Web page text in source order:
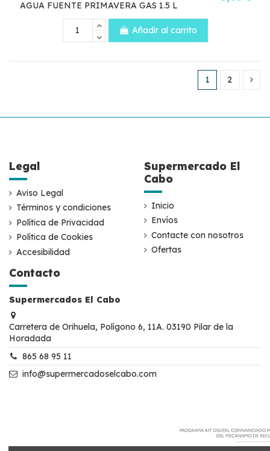
AGUA FUENTE PRIMAVERA GAS 1.5 L
Añadir al carrito
1 2
Legal
Aviso Legal
Términos y condiciones
Política de Privacidad
Política de Cookies
Accesibilidad
Supermercado El
Cabo
Inicio
Envíos
Contacte con nosotros
Ofertas
Contacto
Supermercados El Cabo
Carretera de Orihuela, Polígono 6, 11A. 03190 Pilar de la
Horadada
865 68 95 11
info@supermercadoselcabo.com